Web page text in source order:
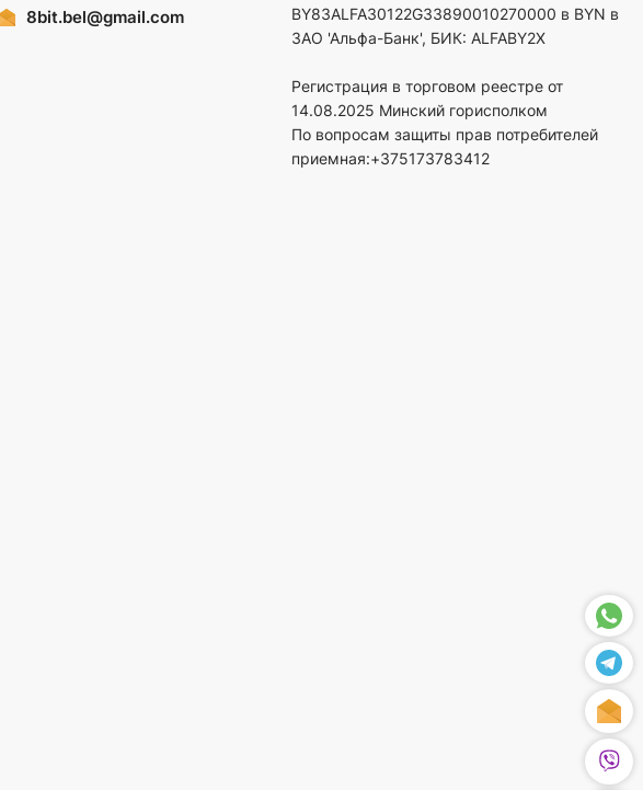
8bit.bel@gmail.com
BY83ALFA30122G33890010270000 в BYN в
ЗАО 'Альфа-Банк', БИК: ALFABY2X
Регистрация в торговом реестре от
14.08.2025 Минский горисполком
По вопросам защиты прав потребителей
приемная:+375173783412